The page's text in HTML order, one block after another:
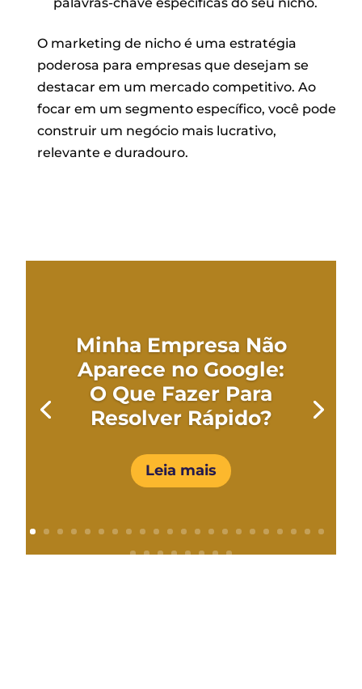
O marketing de nicho é uma estratégia
poderosa para empresas que desejam se
destacar em um mercado competitivo. Ao
focar em um segmento específico, você pode
construir um negócio mais lucrativo,
relevante e duradouro.
Minha Empresa Não
Aparece no Google:
O Que Fazer Para
Resolver Rápido?
Leia mais